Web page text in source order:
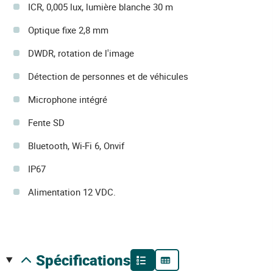
ICR, 0,005 lux, lumière blanche 30 m
Optique fixe 2,8 mm
DWDR, rotation de l'image
Détection de personnes et de véhicules
Microphone intégré
Fente SD
Bluetooth, Wi-Fi 6, Onvif
IP67
Alimentation 12 VDC.
spécifications